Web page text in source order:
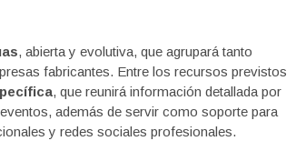
, abierta y evolutiva, que agrupará tanto
fabricantes. Entre los recursos previstos
, que reunirá información detallada por
además de servir como soporte para
y redes sociales profesionales.